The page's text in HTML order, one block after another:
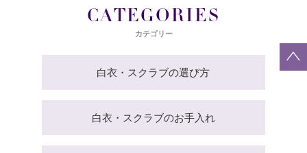
CATEGORIES
カテゴリー
白衣・スクラブの選び方
白衣・スクラブのお手入れ